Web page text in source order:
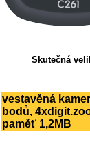
Skutečná
vestavěná
bodů,
paměť 1,2MB